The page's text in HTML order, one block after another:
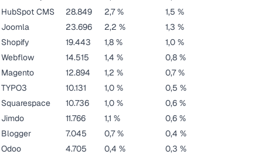
HubSpot CMS
28.849 2,7 %
1,5 %
Joomla
23.696 2,2 %
1,3 %
Shopify
19.443 1,8 %
1,0 %
Webflow
14.515 1,4 %
0,8 %
Magento
12.894 1,2 %
0,7 %
TYPO3
10.131 1,0 %
0,5 %
Squarespace
10.736 1,0 %
0,6 %
Jimdo
11.766 1,1 %
0,6 %
Blogger
7.045 0,7 %
0,4 %
Odoo
4.705 0,4 %
0,3 %